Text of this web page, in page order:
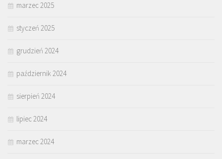
marzec 2025
styczeń 2025
grudzień 2024
październik 2024
sierpień 2024
lipiec 2024
marzec 2024